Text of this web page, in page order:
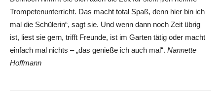
Trompetenunterricht. Das macht total Spaß, denn hier bin ich
mal die Schülerin“, sagt sie. Und wenn dann noch Zeit übrig
ist, liest sie gern, trifft Freunde, ist im Garten tätig oder macht
einfach mal nichts – „das genieße ich auch mal“. Nannette
Hoffmann